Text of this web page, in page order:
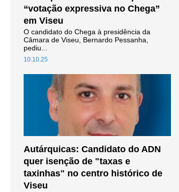
“votação expressiva no Chega”
em Viseu
10.10.25
O candidato do Chega à presidência da
Câmara de Viseu, Bernardo Pessanha,
pediu...
Autárquicas: Candidato do ADN
quer isenção de "taxas e
taxinhas" no centro histórico de
Viseu